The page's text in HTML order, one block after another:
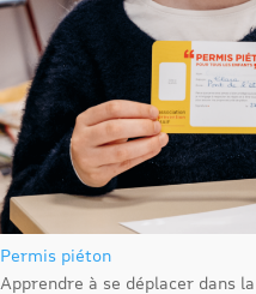
Permis piéton
Apprendre à se déplacer dans